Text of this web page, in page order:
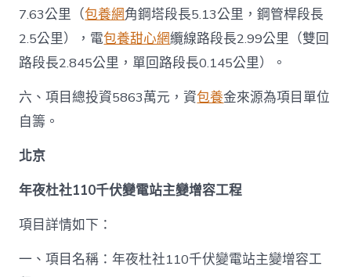
7.63公里（包養網角鋼塔段長5.13公里，鋼管桿段長
2.5公里），電包養甜心網纜線路段長2.99公里（雙回
路段長2.845公里，單回路段長0.145公里）。
六、項目總投資5863萬元，資包養金來源為項目單位
自籌。
北京
年夜杜社110千伏變電站主變增容工程
項目詳情如下：
一、項目名稱：年夜杜社110千伏變電站主變增容工